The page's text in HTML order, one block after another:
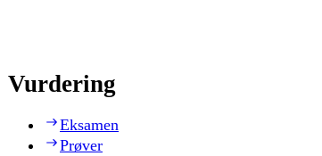
Vurdering
Eksamen
Prøver